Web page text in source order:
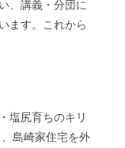
、講義・分団に
ます。これから
塩尻育ちのキリ
島崎家住宅を外